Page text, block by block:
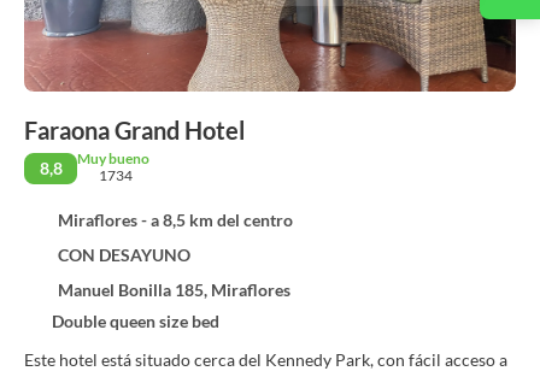
Faraona Grand Hotel
8,8
Muy bueno
1734
Miraflores - a 8,5 km del centro
CON DESAYUNO
Manuel Bonilla 185, Miraflores
Double queen size bed
Este hotel está situado cerca del Kennedy Park, con fácil acceso a